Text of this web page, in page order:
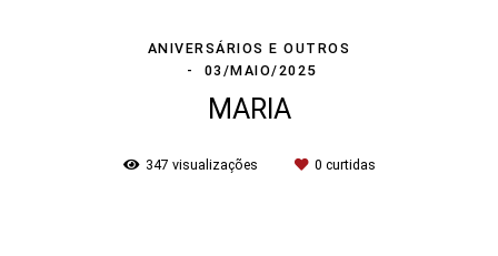
ANIVERSÁRIOS E OUTROS
03/MAIO/2025
MARIA
347 visualizações 0 curtidas